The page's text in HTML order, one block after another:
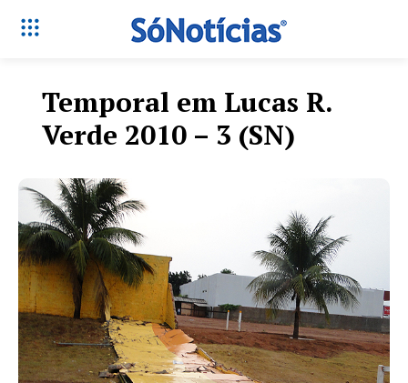
Só Notícias
Temporal em Lucas R.
Verde 2010 – 3 (SN)